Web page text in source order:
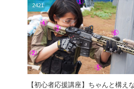
2421
【初心者応援講座】ちゃんと構え